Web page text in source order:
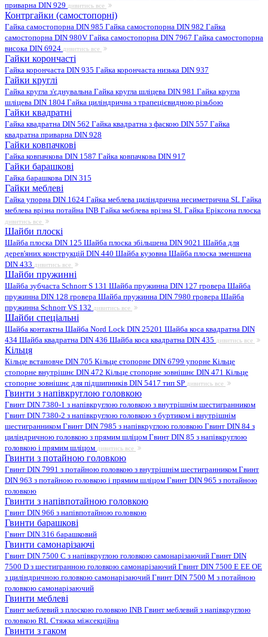
приварна DIN 929 дивитись все
Контргайки (самостопорні)
Гайка самостопорна DIN 985 Гайка самостопорна DIN 982 Гайка
самостопорна DIN 980V Гайка самостопорна DIN 7967 Гайка самостопорна
висока DIN 6924 дивитись все
Гайки корончасті
Гайка корончаста DIN 935 Гайка корончаста низька DIN 937
Гайки круглі
Гайка кругла з'єднувальна Гайка кругла шліцева DIN 981 Гайка кругла
шліцева DIN 1804 Гайка циліндрична з трапецієвидною різьбою
Гайки квадратні
Гайка квадратна DIN 562 Гайка квадратна з фаскою DIN 557 Гайка
квадратна приварна DIN 928
Гайки ковпачкові
Гайка ковпачкова DIN 1587 Гайка ковпачкова DIN 917
Гайки барашкові
Гайка барашкова DIN 315
Гайки меблеві
Гайка упорна DIN 1624 Гайка меблева циліндрична несиметрична SL Гайка
меблева врізна потайна INB Гайка меблева врізна SL Гайка Еріксона плоска
дивитись все
Шайби плоскі
Шайба плоска DIN 125 Шайба плоска збільшена DIN 9021 Шайба для
дерев'яних конструкцій DIN 440 Шайба кузовна Шайба плоска зменшена
DIN 433 дивитись все
Шайби пружинні
Шайба зубчаста Schnorr S 131 Шайба пружинна DIN 127 гровера Шайба
пружинна DIN 128 гровера Шайба пружинна DIN 7980 гровера Шайба
пружинна Schnorr VS 132 дивитись все
Шайби спеціальні
Шайба контактна Шайба Nord Lock DIN 25201 Шайба коса квадратна DIN
434 Шайба квадратна DIN 436 Шайба коса квадратна DIN 435 дивитись все
Кільця
Кільце встановче DIN 705 Кільце стопорне DIN 6799 упорне Кільце
стопорне внутрішнє DIN 472 Кільце стопорне зовнішнє DIN 471 Кільце
стопорне зовнішнє для підшипників DIN 5417 тип SP дивитись все
Гвинти з напівкруглою головкою
Гвинт DIN 7380-1 з напівкруглою головкою з внутрішнім шестигранником
Гвинт DIN 7380-2 з напівкруглою головкою з буртиком і внутрішнім
шестигранником Гвинт DIN 7985 з напівкруглою головкою Гвинт DIN 84 з
циліндричною головкою з прямим шліцом Гвинт DIN 85 з напівкруглою
головкою і прямим шліцом дивитись все
Гвинти з потайною головкою
Гвинт DIN 7991 з потайною головкою з внутрішнім шестигранником Гвинт
DIN 963 з потайною головкою і прямим шліцом Гвинт DIN 965 з потайною
головкою
Гвинти з напівпотайною головкою
Гвинт DIN 966 з напівпотайною головкою
Гвинти барашкові
Гвинт DIN 316 барашковий
Гвинти самонарізаючі
Гвинт DIN 7500 C з напівкруглою головкою самонарізаючий Гвинт DIN
7500 D з шестигранною головкою самонарізаючий Гвинт DIN 7500 E EE OE
з циліндричною головкою самонарізаючий Гвинт DIN 7500 M з потайною
головкою самонарізаючий
Гвинти меблеві
Гвинт меблевий з плоскою головкою INB Гвинт меблевий з напівкруглою
головкою RL Стяжка міжсекційна
Гвинти з гаком